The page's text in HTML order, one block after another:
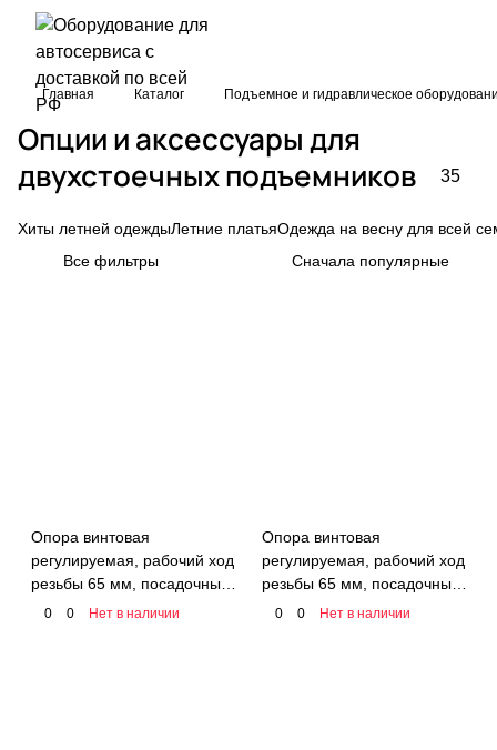
Главная Каталог Подъемное и гидравлическое
Опции и аксессуары для
двухстоечных подъемников
35
Хиты летней одеждыЛетние платьяОдежда на весну для всей
Все фильтры
Сначала популярные
Опора винтовая
регулируемая, рабочий ход
резьбы 65 мм, посадочный
диаметр 50 мм
0 0 Нет в наличии
Опора винтовая
регулируемая, рабочий ход
резьбы 65 мм, посадочный
диаметр 60 мм NORDBERG
0 0 Нет в наличии